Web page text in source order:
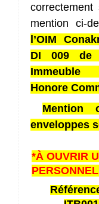
mention ci-
l’OIM
DI 009 de
Immeuble
Honore
Mention
enveloppes
*À OUVRIR